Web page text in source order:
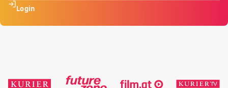
Login